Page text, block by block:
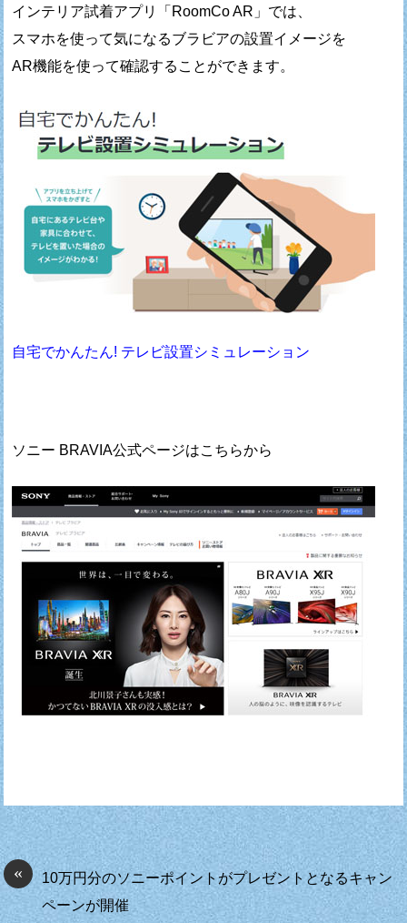
インテリア試着アプリ「RoomCo AR」では、
スマホを使って気になるブラビアの設置イメージを
AR機能を使って確認することができます。
自宅でかんたん! テレビ設置シミュレーション
ソニー BRAVIA公式ページはこちらから
«
10万円分のソニーポイントがプレゼントとなるキャン
ペーンが開催